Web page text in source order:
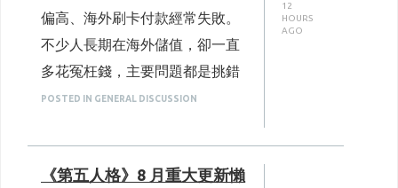
偏高、海外刷卡付款經常失敗。
不少人長期在海外儲值，卻一直
多花冤枉錢，主要問題都是挑錯
儲值管道、忽略各式隱藏手續
便找私人代儲，直接暴露帳號被
盗或是封禁的風險。如果想要長
POSTED IN GENERAL DISCUSSION
12
HOURS
AGO
《第五人格》8 月重大更新懶